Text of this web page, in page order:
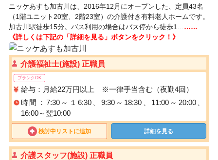
ニッケあすも加古川は、2016年12月にオープンした、定員43名
（1階ユニット20室、2階23室）の介護付き有料老人ホームです。
加古川駅徒歩15分。バス利用の場合はバス停から徒歩1… ……
《詳しくは下記の「詳細を見る」ボタンをクリック！》
介護福祉士(施設) 正職員
ブランクOK
給与：月給22万円以上 ※一律手当含む（夜勤4回）
時間：7:30～１6:30、9:30～18:30、11:00～20:00、
16:00～翌10:00
検討中リストに追加 詳細を見る
介護スタッフ(施設) 正職員